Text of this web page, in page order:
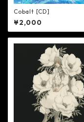
Cobalt [CD]
¥2,000